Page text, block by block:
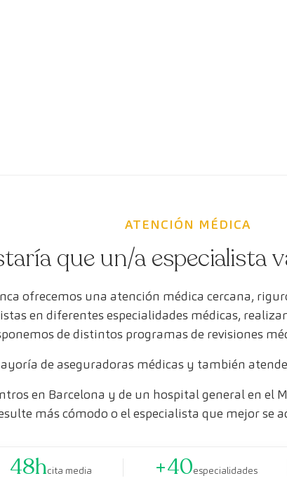
ATENCIÓN MÉDICA
que un/a especialista
ofrecemos una atención médica cercana,
en diferentes especialidades médicas,
de distintos programas de revisiones
de aseguradoras médicas y también
en Barcelona y de un hospital general en el
más cómodo o el especialista que mejor se
48hcita media +40especialidades